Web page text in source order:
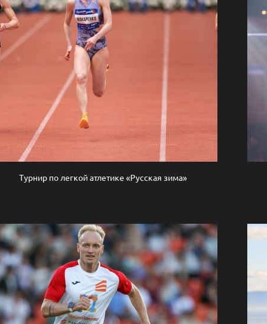
Турнир по легкой атлетике «Русская зима»